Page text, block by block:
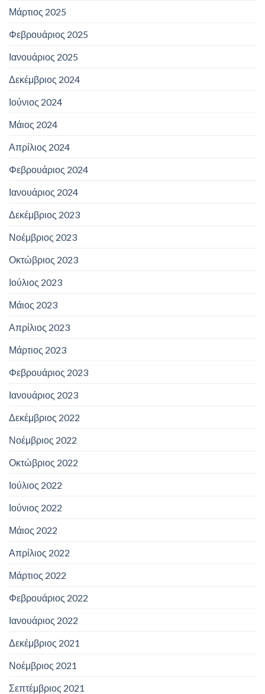
Μάρτιος 2025
Φεβρουάριος 2025
Ιανουάριος 2025
Δεκέμβριος 2024
Ιούνιος 2024
Μάιος 2024
Απρίλιος 2024
Φεβρουάριος 2024
Ιανουάριος 2024
Δεκέμβριος 2023
Νοέμβριος 2023
Οκτώβριος 2023
Ιούλιος 2023
Μάιος 2023
Απρίλιος 2023
Μάρτιος 2023
Φεβρουάριος 2023
Ιανουάριος 2023
Δεκέμβριος 2022
Νοέμβριος 2022
Οκτώβριος 2022
Ιούλιος 2022
Ιούνιος 2022
Μάιος 2022
Απρίλιος 2022
Μάρτιος 2022
Φεβρουάριος 2022
Ιανουάριος 2022
Δεκέμβριος 2021
Νοέμβριος 2021
Σεπτέμβριος 2021